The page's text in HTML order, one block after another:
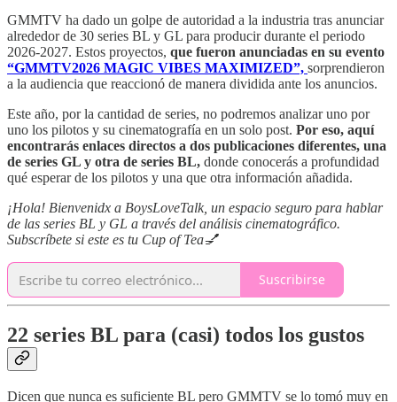
GMMTV ha dado un golpe de autoridad a la industria tras anunciar
alrededor de 30 series BL y GL para producir durante el periodo
2026-2027. Estos proyectos, que fueron anunciadas en su evento
“GMMTV2026 MAGIC VIBES MAXIMIZED”, sorprendieron
a la audiencia que reaccionó de manera dividida ante los anuncios.
Este año, por la cantidad de series, no podremos analizar uno por
uno los pilotos y su cinematografía en un solo post. Por eso, aquí
encontrarás enlaces directos a dos publicaciones diferentes, una
de series GL y otra de series BL, donde conocerás a profundidad
qué esperar de los pilotos y una que otra información añadida.
¡Hola! Bienvenidx a BoysLoveTalk, un espacio seguro para hablar
de las series BL y GL a través del análisis cinematográfico.
Subscríbete si este es tu Cup of Tea💅
Suscribirse
22 series BL para (casi) todos los gustos
Dicen que nunca es suficiente BL pero GMMTV se lo tomó muy en